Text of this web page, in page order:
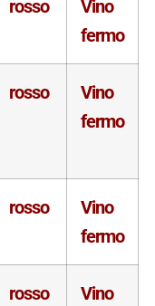
rosso
Vino
fermo
rosso
Vino
fermo
rosso
Vino
fermo
rosso
Vino